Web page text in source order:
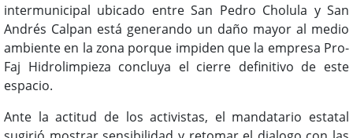
intermunicipal ubicado entre San Pedro Cholula y San
Andrés Calpan está generando un daño mayor al medio
ambiente en la zona porque impiden que la empresa Pro-
Faj Hidrolimpieza concluya el cierre definitivo de este
espacio.
Ante la actitud de los activistas, el mandatario estatal